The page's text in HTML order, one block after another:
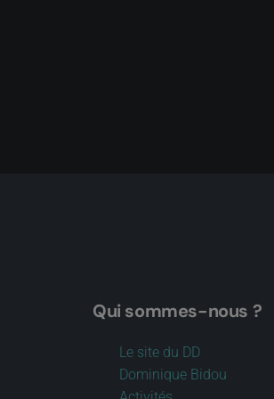
Qui sommes-nous ?
Le site du DD
Dominique Bidou